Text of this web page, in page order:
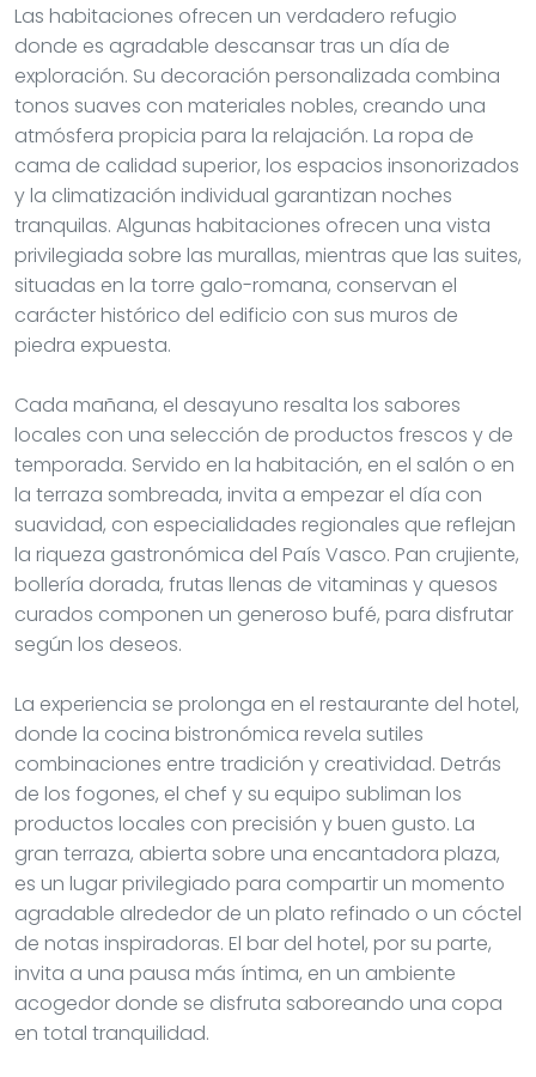
Las habitaciones ofrecen un verdadero refugio
donde es agradable descansar tras un día de
exploración. Su decoración personalizada combina
tonos suaves con materiales nobles, creando una
atmósfera propicia para la relajación. La ropa de
cama de calidad superior, los espacios insonorizados
y la climatización individual garantizan noches
tranquilas. Algunas habitaciones ofrecen una vista
privilegiada sobre las murallas, mientras que las suites,
situadas en la torre galo-romana, conservan el
carácter histórico del edificio con sus muros de
piedra expuesta.
Cada mañana, el desayuno resalta los sabores
locales con una selección de productos frescos y de
temporada. Servido en la habitación, en el salón o en
la terraza sombreada, invita a empezar el día con
suavidad, con especialidades regionales que reflejan
la riqueza gastronómica del País Vasco. Pan crujiente,
bollería dorada, frutas llenas de vitaminas y quesos
curados componen un generoso bufé, para disfrutar
según los deseos.
La experiencia se prolonga en el restaurante del hotel,
donde la cocina bistronómica revela sutiles
combinaciones entre tradición y creatividad. Detrás
de los fogones, el chef y su equipo subliman los
productos locales con precisión y buen gusto. La
gran terraza, abierta sobre una encantadora plaza,
es un lugar privilegiado para compartir un momento
agradable alrededor de un plato refinado o un cóctel
de notas inspiradoras. El bar del hotel, por su parte,
invita a una pausa más íntima, en un ambiente
acogedor donde se disfruta saboreando una copa
en total tranquilidad.